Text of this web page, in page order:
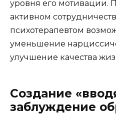
уровня его мотивации.
активном
психотерапевтом
уменьшение
улучшение качества
Создание
заблуждение